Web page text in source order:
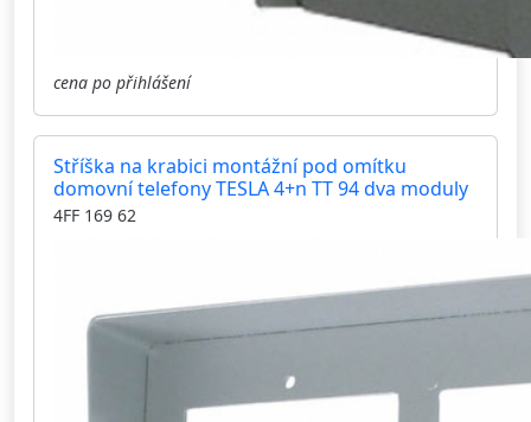
cena po přihlášení
Stříška na krabici montážní pod omítku
domovní telefony TESLA 4+n TT 94 dva moduly
4FF 169 62